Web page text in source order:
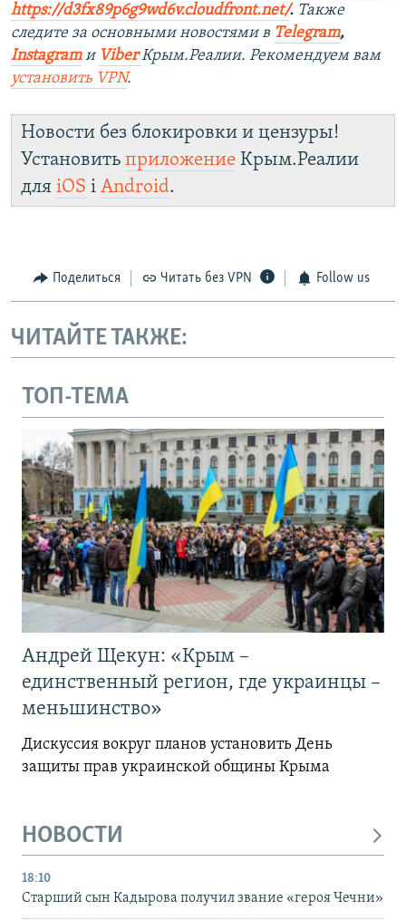
https://d3fx89p6g9wd6v.cloudfront.net/. ​ Также
следите за основными новостями в Telegram,
Instagram и ViberКрым.Реалии. Рекомендуем вам
установить VPN.
Новости без блокировки и цензуры!
Установить приложение Крым.Реалии
для iOS і Android.
Поделиться Читать без VPN Follow us
ЧИТАЙТЕ ТАКЖЕ:
ТОП-ТЕМА
Андрей Щекун: «Крым –
единственный регион, где украинцы –
меньшинство»
Дискуссия вокруг планов установить День
защиты прав украинской общины Крыма
НОВОСТИ
18:10
Старший сын Кадырова получил звание «героя Чечни»